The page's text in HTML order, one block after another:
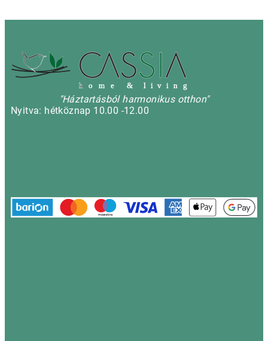
h o m e & l i v i n g
"Háztartásból harmonikus otthon"
Nyitva: hétköznap 10.00 -12.00